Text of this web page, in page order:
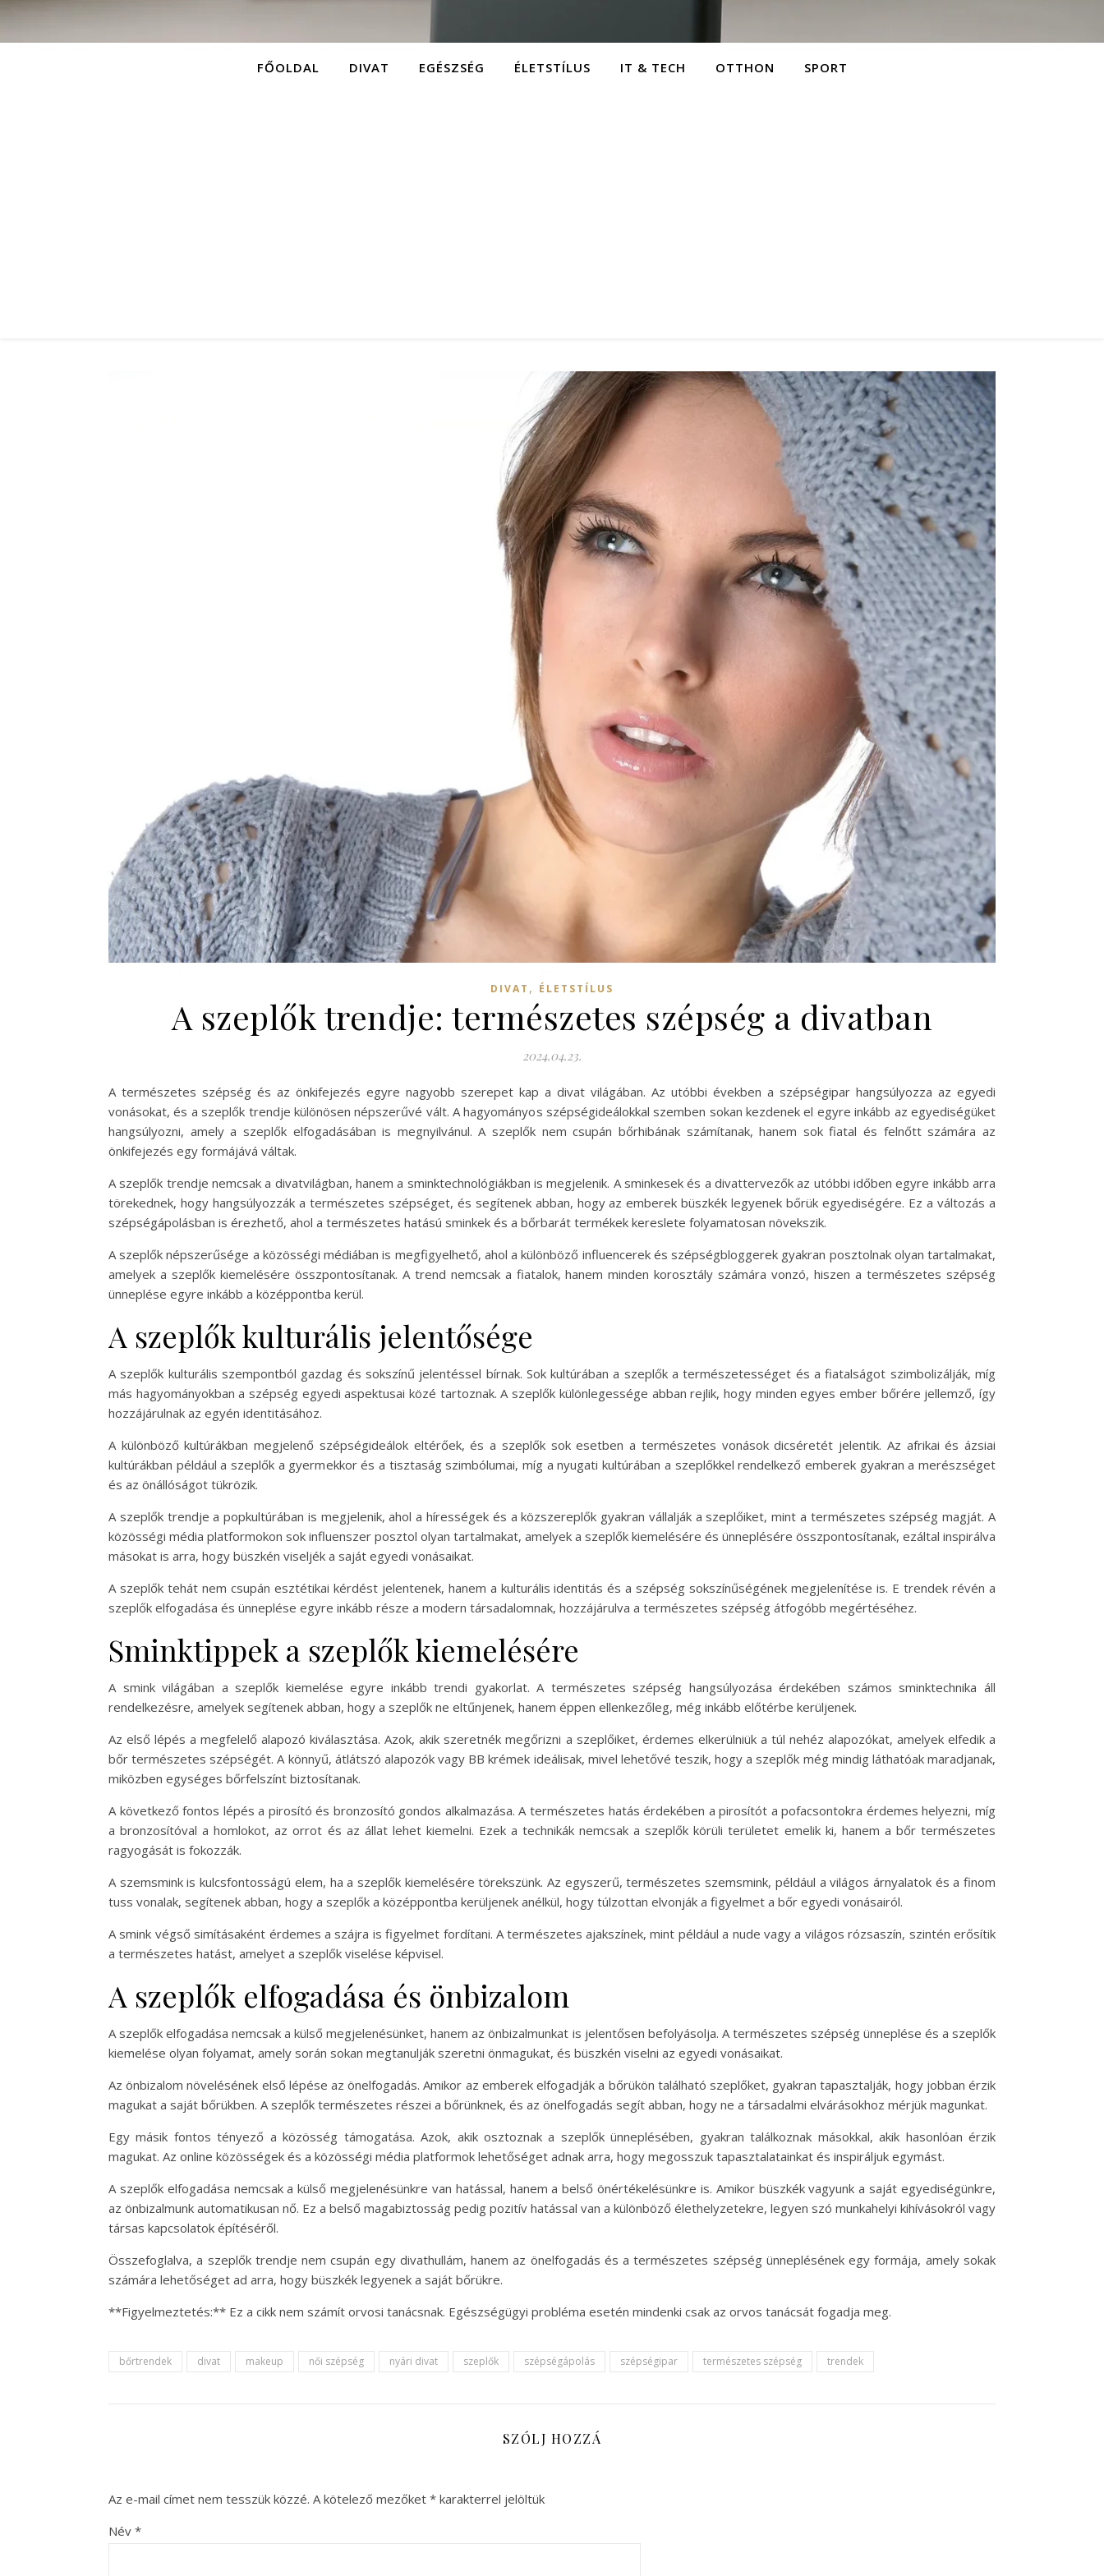
FŐOLDAL DIVAT EGÉSZSÉG ÉLETSTÍLUS IT & TECH OTTHON SPORT
DIVAT , ÉLETSTÍLUS
A szeplők trendje: természetes szépség a divatban
2024.04.23.
A természetes szépség és az önkifejezés egyre nagyobb szerepet kap a divat világában. Az utóbbi években a szépségipar hangsúlyozza az egyedi
vonásokat, és a szeplők trendje különösen népszerűvé vált. A hagyományos szépségideálokkal szemben sokan kezdenek el egyre inkább az egyediségüket
hangsúlyozni, amely a szeplők elfogadásában is megnyilvánul. A szeplők nem csupán bőrhibának számítanak, hanem sok fiatal és felnőtt számára az
önkifejezés egy formájává váltak.
A szeplők trendje nemcsak a divatvilágban, hanem a sminktechnológiákban is megjelenik. A sminkesek és a divattervezők az utóbbi időben egyre inkább arra
törekednek, hogy hangsúlyozzák a természetes szépséget, és segítenek abban, hogy az emberek büszkék legyenek bőrük egyediségére. Ez a változás a
szépségápolásban is érezhető, ahol a természetes hatású sminkek és a bőrbarát termékek kereslete folyamatosan növekszik.
A szeplők népszerűsége a közösségi médiában is megfigyelhető, ahol a különböző influencerek és szépségbloggerek gyakran posztolnak olyan tartalmakat,
amelyek a szeplők kiemelésére összpontosítanak. A trend nemcsak a fiatalok, hanem minden korosztály számára vonzó, hiszen a természetes szépség
ünneplése egyre inkább a középpontba kerül.
A szeplők kulturális jelentősége
A szeplők kulturális szempontból gazdag és sokszínű jelentéssel bírnak. Sok kultúrában a szeplők a természetességet és a fiatalságot szimbolizálják, míg
más hagyományokban a szépség egyedi aspektusai közé tartoznak. A szeplők különlegessége abban rejlik, hogy minden egyes ember bőrére jellemző, így
hozzájárulnak az egyén identitásához.
A különböző kultúrákban megjelenő szépségideálok eltérőek, és a szeplők sok esetben a természetes vonások dicséretét jelentik. Az afrikai és ázsiai
kultúrákban például a szeplők a gyermekkor és a tisztaság szimbólumai, míg a nyugati kultúrában a szeplőkkel rendelkező emberek gyakran a merészséget
és az önállóságot tükrözik.
A szeplők trendje a popkultúrában is megjelenik, ahol a hírességek és a közszereplők gyakran vállalják a szeplőiket, mint a természetes szépség magját. A
közösségi média platformokon sok influenszer posztol olyan tartalmakat, amelyek a szeplők kiemelésére és ünneplésére összpontosítanak, ezáltal inspirálva
másokat is arra, hogy büszkén viseljék a saját egyedi vonásaikat.
A szeplők tehát nem csupán esztétikai kérdést jelentenek, hanem a kulturális identitás és a szépség sokszínűségének megjelenítése is. E trendek révén a
szeplők elfogadása és ünneplése egyre inkább része a modern társadalomnak, hozzájárulva a természetes szépség átfogóbb megértéséhez.
Sminktippek a szeplők kiemelésére
A smink világában a szeplők kiemelése egyre inkább trendi gyakorlat. A természetes szépség hangsúlyozása érdekében számos sminktechnika áll
rendelkezésre, amelyek segítenek abban, hogy a szeplők ne eltűnjenek, hanem éppen ellenkezőleg, még inkább előtérbe kerüljenek.
Az első lépés a megfelelő alapozó kiválasztása. Azok, akik szeretnék megőrizni a szeplőiket, érdemes elkerülniük a túl nehéz alapozókat, amelyek elfedik a
bőr természetes szépségét. A könnyű, átlátszó alapozók vagy BB krémek ideálisak, mivel lehetővé teszik, hogy a szeplők még mindig láthatóak maradjanak,
miközben egységes bőrfelszínt biztosítanak.
A következő fontos lépés a pirosító és bronzosító gondos alkalmazása. A természetes hatás érdekében a pirosítót a pofacsontokra érdemes helyezni, míg
a bronzosítóval a homlokot, az orrot és az állat lehet kiemelni. Ezek a technikák nemcsak a szeplők körüli területet emelik ki, hanem a bőr természetes
ragyogását is fokozzák.
A szemsmink is kulcsfontosságú elem, ha a szeplők kiemelésére törekszünk. Az egyszerű, természetes szemsmink, például a világos árnyalatok és a finom
tuss vonalak, segítenek abban, hogy a szeplők a középpontba kerüljenek anélkül, hogy túlzottan elvonják a figyelmet a bőr egyedi vonásairól.
A smink végső simításaként érdemes a szájra is figyelmet fordítani. A természetes ajakszínek, mint például a nude vagy a világos rózsaszín, szintén erősítik
a természetes hatást, amelyet a szeplők viselése képvisel.
A szeplők elfogadása és önbizalom
A szeplők elfogadása nemcsak a külső megjelenésünket, hanem az önbizalmunkat is jelentősen befolyásolja. A természetes szépség ünneplése és a szeplők
kiemelése olyan folyamat, amely során sokan megtanulják szeretni önmagukat, és büszkén viselni az egyedi vonásaikat.
Az önbizalom növelésének első lépése az önelfogadás. Amikor az emberek elfogadják a bőrükön található szeplőket, gyakran tapasztalják, hogy jobban érzik
magukat a saját bőrükben. A szeplők természetes részei a bőrünknek, és az önelfogadás segít abban, hogy ne a társadalmi elvárásokhoz mérjük magunkat.
Egy másik fontos tényező a közösség támogatása. Azok, akik osztoznak a szeplők ünneplésében, gyakran találkoznak másokkal, akik hasonlóan érzik
magukat. Az online közösségek és a közösségi média platformok lehetőséget adnak arra, hogy megosszuk tapasztalatainkat és inspiráljuk egymást.
A szeplők elfogadása nemcsak a külső megjelenésünkre van hatással, hanem a belső önértékelésünkre is. Amikor büszkék vagyunk a saját egyediségünkre,
az önbizalmunk automatikusan nő. Ez a belső magabiztosság pedig pozitív hatással van a különböző élethelyzetekre, legyen szó munkahelyi kihívásokról vagy
társas kapcsolatok építéséről.
Összefoglalva, a szeplők trendje nem csupán egy divathullám, hanem az önelfogadás és a természetes szépség ünneplésének egy formája, amely sokak
számára lehetőséget ad arra, hogy büszkék legyenek a saját bőrükre.
**Figyelmeztetés:** Ez a cikk nem számít orvosi tanácsnak. Egészségügyi probléma esetén mindenki csak az orvos tanácsát fogadja meg.
bőrtrendek divat makeup női szépség nyári divat szeplők szépségápolás szépségipar természetes szépség trendek
SZÓLJ HOZZÁ
Az e-mail címet nem tesszük közzé. A kötelező mezőket * karakterrel jelöltük
Név *